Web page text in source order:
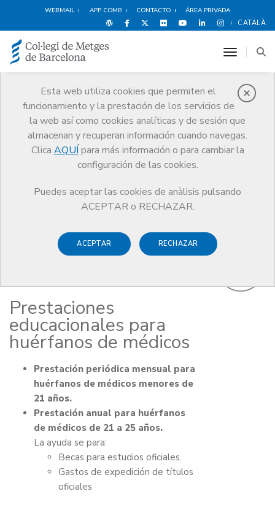
WEBMAIL APP COMB CONTACTO ÁREA PRIVADA
CATALÀ
Esta web utiliza cookies que permiten el
funcionamiento y la prestación de los servicios de
la web así como cookies analíticas y de sesión que
almacenan y recuperan información cuando navegas.
Clica AQUÍ para más información o para cambiar la
configuración de las cookies.
Puedes aceptar las cookies de anàlisis pulsando
ACEPTAR o RECHAZAR.
ACEPTAR RECHAZAR
toggle
Protección social
Servicios Salud y bienestar del médico
Protección social
Ayudas y prestaciones del programa
Se conceden dos tipos de ayudas: las
Prestaciones
educacionales para
huérfanos de médicos
Prestación periódica mensual para
huérfanos de médicos menores de
21 años.
Prestación anual para huérfanos
de médicos de 21 a 25 años.
La ayuda se para:
Becas para estudios oficiales.
Gastos de expedición de títulos
oficiales